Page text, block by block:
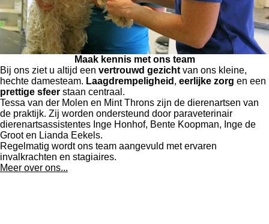
Maak kennis met ons team
Bij ons ziet u altijd een vertrouwd gezicht van ons kleine,
hechte damesteam. Laagdrempeligheid , eerlijke zorg en een
prettige sfeer staan centraal.
Tessa van der Molen en Mint Throns zijn de dierenartsen van
de praktijk. Zij worden ondersteund door paraveterinair
dierenartsassistentes Inge Honhof, Bente Koopman, Inge de
Groot en Lianda Eekels.
Regelmatig wordt ons team aangevuld met ervaren
invalkrachten en stagiaires.
Meer over ons...